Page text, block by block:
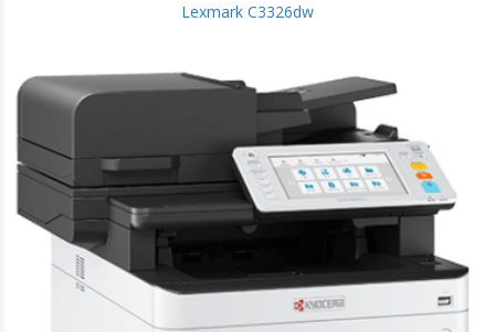
Lexmark C3326dw